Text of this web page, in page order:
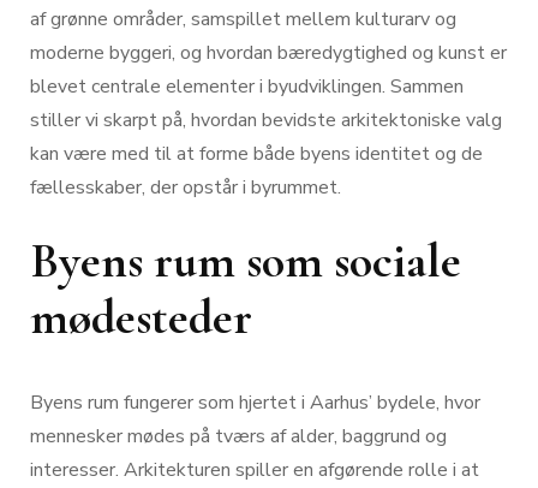
af grønne områder, samspillet mellem kulturarv og
moderne byggeri, og hvordan bæredygtighed og kunst er
blevet centrale elementer i byudviklingen. Sammen
stiller vi skarpt på, hvordan bevidste arkitektoniske valg
kan være med til at forme både byens identitet og de
fællesskaber, der opstår i byrummet.
Byens rum som sociale
mødesteder
Byens rum fungerer som hjertet i Aarhus’ bydele, hvor
mennesker mødes på tværs af alder, baggrund og
interesser. Arkitekturen spiller en afgørende rolle i at